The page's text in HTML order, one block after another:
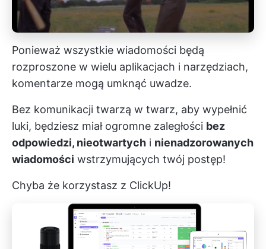
Ponieważ wszystkie wiadomości będą
rozproszone w wielu aplikacjach i narzędziach,
komentarze mogą umknąć uwadze.
Bez komunikacji twarzą w twarz, aby wypełnić
luki, będziesz miał ogromne zaległości bez
odpowiedzi, nieotwartych i nienadzorowanych
wiadomości wstrzymujących twój postęp!
Chyba że korzystasz z ClickUp!